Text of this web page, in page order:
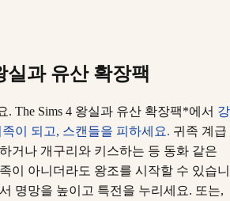
과 유산 확장팩
. The Sims 4 왕실과 유산 확장팩*에서 강
이 되고, 스캔들을 피하세요. 귀족 계급
거나 개구리와 키스하는 등 동화 같은
이 아니더라도 왕조를 시작할 수 있습니
명망을 높이고 특전을 누리세요. 또는,